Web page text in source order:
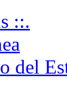
::.
del